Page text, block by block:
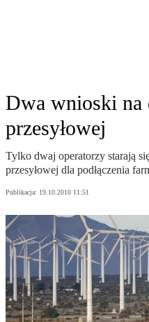
Dwa wnioski na
przesyłowej
Tylko dwaj operatorzy starają
przesyłowej dla podłączenia
Publikacja: 19.10.2010 11:51